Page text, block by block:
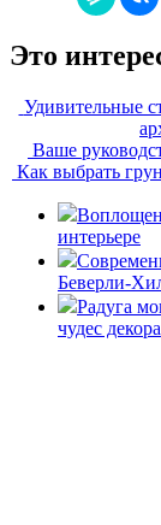
Это
Удивительные
Ваше
Как выбрать
интерьере
Беверли-
Радуга
чудес декора